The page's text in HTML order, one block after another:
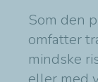
Som den
omfatter
mindske